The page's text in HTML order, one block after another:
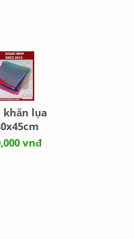
khăn lụa
vnđ